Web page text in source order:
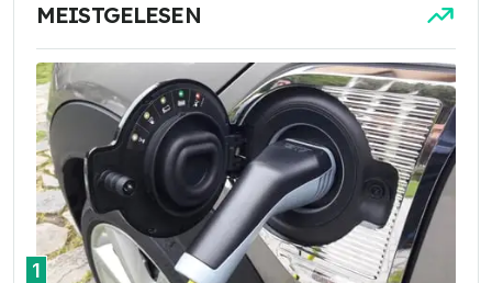
MEISTGELESEN
1